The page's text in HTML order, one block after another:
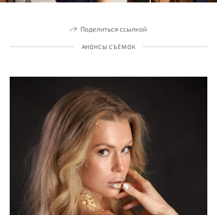
Поделиться ссылкой
АНОНСЫ СЪЁМОК